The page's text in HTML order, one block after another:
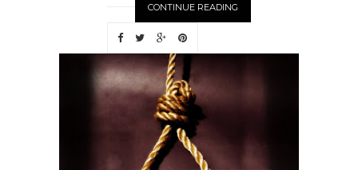
CONTINUE READING